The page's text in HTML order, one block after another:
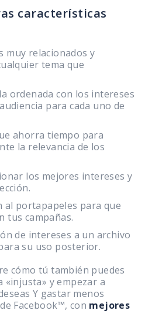
características
muy relacionados y
tema que
ordenada con los intereses
para cada uno de
ahorra tiempo para
la relevancia de los
los mejores intereses y
al portapapeles para que
tus campañas.
de intereses a un archivo
su uso posterior.
cómo tú también puedes
y empezar a
Y gastar menos
Facebook™, con mejores